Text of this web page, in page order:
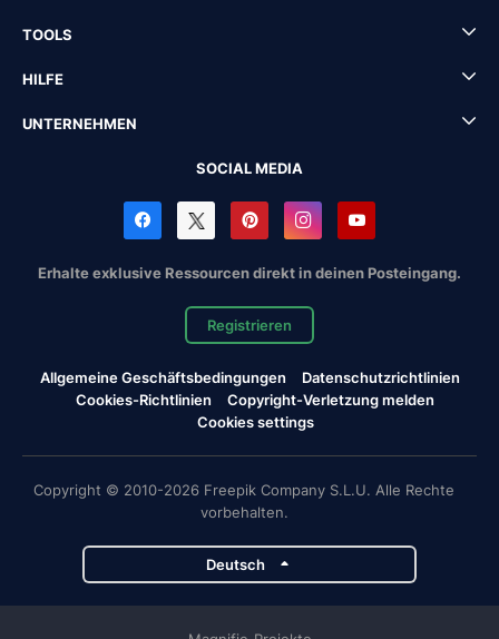
TOOLS
HILFE
UNTERNEHMEN
SOCIAL MEDIA
Erhalte exklusive Ressourcen direkt in deinen Posteingang.
Registrieren
Allgemeine Geschäftsbedingungen
Datenschutzrichtlinien
Cookies-Richtlinien
Copyright-Verletzung melden
Cookies settings
Copyright © 2010-2026 Freepik Company S.L.U. Alle Rechte
vorbehalten.
Deutsch